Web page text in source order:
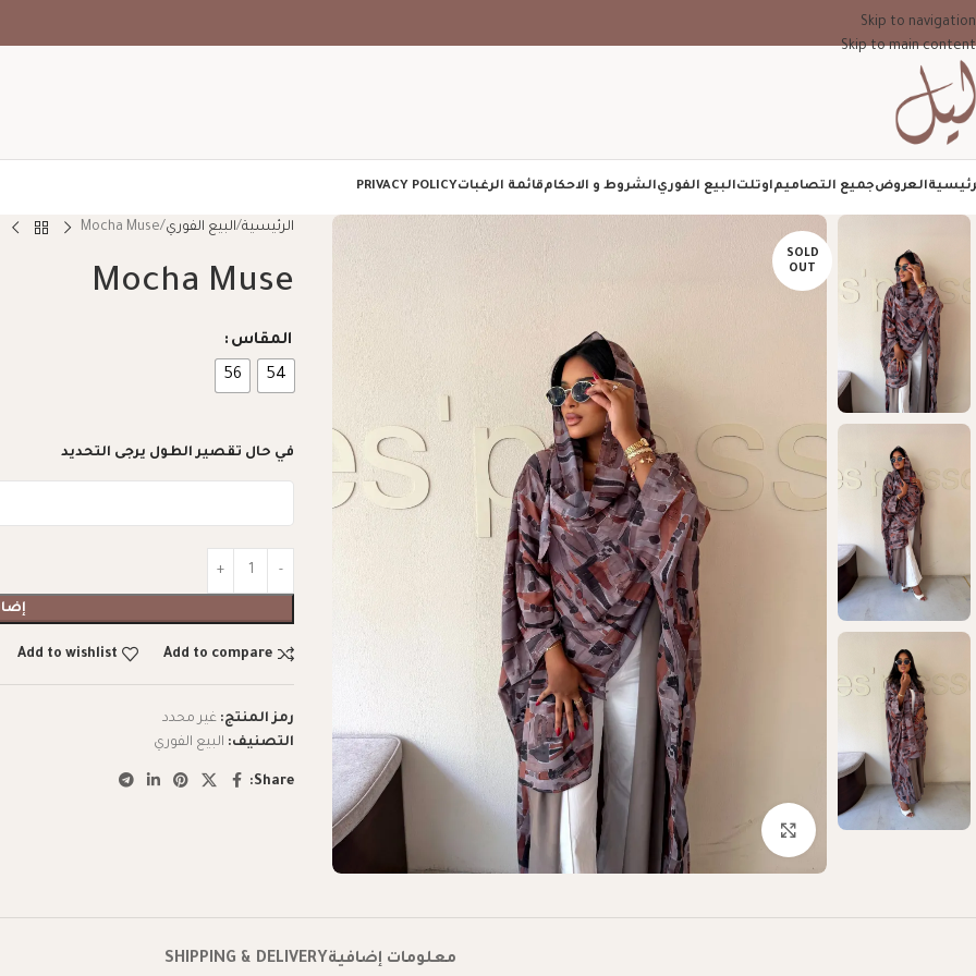
Skip to navigation
Skip to main content
العروضجميع التصاميماوتلتالبيع الفوريالشروط و الاحكامقائمة الرغباتPRIVACY POLICY
SOLD
OUT
Click to enlarge
الرئيسية البيع الفوري Mocha Muse
Mocha Muse
المقاس
54
56
في حال تقصير الطول يرجى التحديد
Add to compare
Add to wishlist
رمز المنتج: غير محدد
التصنيف: البيع الفوري
Share:
معلومات إضافيةSHIPPING & DELIVERY